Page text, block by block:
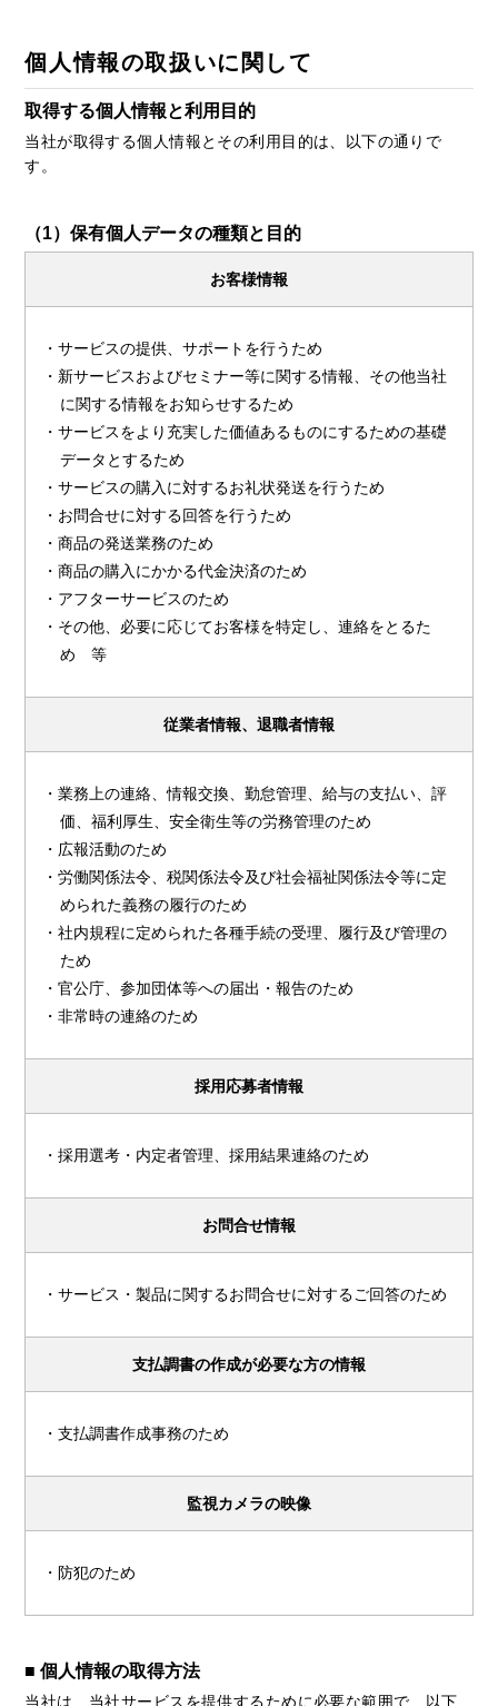
個人情報の取扱いに関して
取得する個人情報と利用目的
当社が取得する個人情報とその利用目的は、以下の通りで
す。
（1）保有個人データの種類と目的
お客様情報
・サービスの提供、サポートを行うため
・新サービスおよびセミナー等に関する情報、その他当社
に関する情報をお知らせするため
・サービスをより充実した価値あるものにするための基礎
データとするため
・サービスの購入に対するお礼状発送を行うため
・お問合せに対する回答を行うため
・商品の発送業務のため
・商品の購入にかかる代金決済のため
・アフターサービスのため
・その他、必要に応じてお客様を特定し、連絡をとるた
め 等
従業者情報、退職者情報
・業務上の連絡、情報交換、勤怠管理、給与の支払い、評
価、福利厚生、安全衛生等の労務管理のため
・広報活動のため
・労働関係法令、税関係法令及び社会福祉関係法令等に定
められた義務の履行のため
・社内規程に定められた各種手続の受理、履行及び管理の
ため
・官公庁、参加団体等への届出・報告のため
・非常時の連絡のため
採用応募者情報
・採用選考・内定者管理、採用結果連絡のため
お問合せ情報
・サービス・製品に関するお問合せに対するご回答のため
支払調書の作成が必要な方の情報
・支払調書作成事務のため
監視カメラの映像
・防犯のため
■ 個人情報の取得方法
当社は、当社サービスを提供するために必要な範囲で、以下